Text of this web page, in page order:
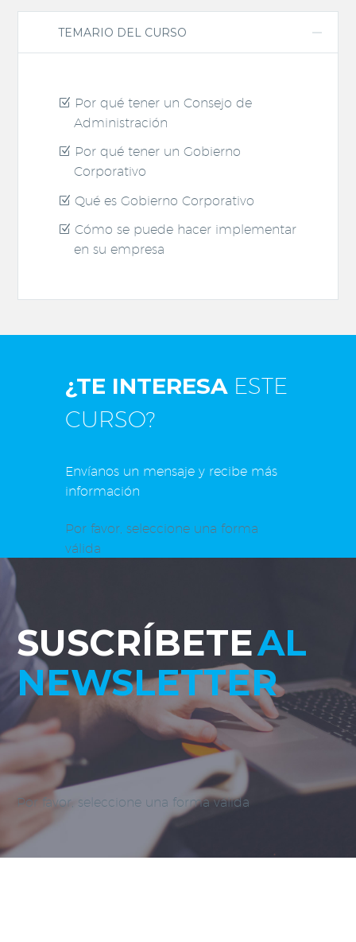
TEMARIO DEL CURSO
Por qué tener un Consejo de
Administración
Por qué tener un Gobierno
Corporativo
Qué es Gobierno Corporativo
Cómo se puede hacer implementar
en su empresa
¿TE INTERESAESTE
CURSO?
Envíanos un mensaje y recibe más
información
Por favor, seleccione una forma
válida
SUSCRÍBETEAL
NEWSLETTER
Por favor, seleccione una forma válida